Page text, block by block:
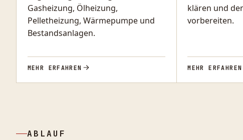
Gasheizung, Ölheizung,
Pelletheizung, Wärmepumpe und
Bestandsanlagen.
MEHR ERFAHREN
klären und
vorbereiten.
MEHR ERFAHREN
ABLAUF